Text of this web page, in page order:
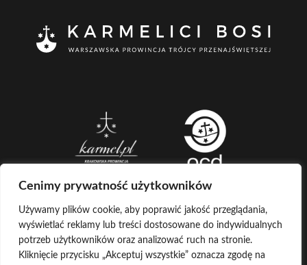
Cenimy prywatność użytkowników
Używamy plików cookie, aby poprawić jakość przeglądania,
wyświetlać reklamy lub treści dostosowane do indywidualnych
potrzeb użytkowników oraz analizować ruch na stronie.
Kliknięcie przycisku „Akceptuj wszystkie” oznacza zgodę na
CREATED BY
COPYRIGHT © KARMELICI BOSI LOG IN